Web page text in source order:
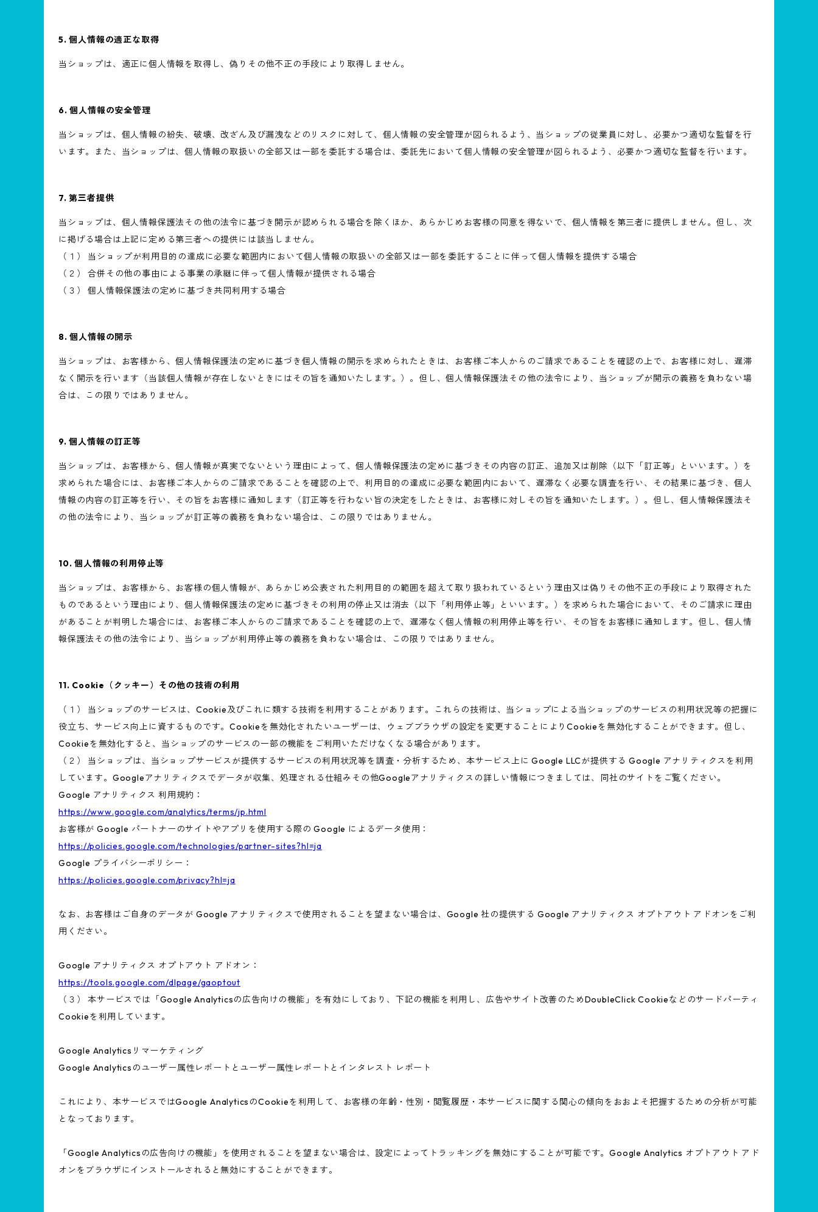
5. 個人情報の適正な取得
当ショップは、適正に個人情報を取得し、偽りその他不正の手段により取得しません。
6. 個人情報の安全管理
当ショップは、個人情報の紛失、破壊、改ざん及び漏洩などのリスクに対して、個人情報の安全管理が図られるよう、当ショップの従業員に対し、必要かつ適切な監督を行
います。また、当ショップは、個人情報の取扱いの全部又は一部を委託する場合は、委託先において個人情報の安全管理が図られるよう、必要かつ適切な監督を行います。
7. 第三者提供
当ショップは、個人情報保護法その他の法令に基づき開示が認められる場合を除くほか、あらかじめお客様の同意を得ないで、個人情報を第三者に提供しません。但し、次
に掲げる場合は上記に定める第三者への提供には該当しません。
（１） 当ショップが利用目的の達成に必要な範囲内において個人情報の取扱いの全部又は一部を委託することに伴って個人情報を提供する場合
（２） 合併その他の事由による事業の承継に伴って個人情報が提供される場合
（３） 個人情報保護法の定めに基づき共同利用する場合
8. 個人情報の開示
当ショップは、お客様から、個人情報保護法の定めに基づき個人情報の開示を求められたときは、お客様ご本人からのご請求であることを確認の上で、お客様に対し、遅滞
なく開示を行います（当該個人情報が存在しないときにはその旨を通知いたします。）。但し、個人情報保護法その他の法令により、当ショップが開示の義務を負わない場
合は、この限りではありません。
9. 個人情報の訂正等
当ショップは、お客様から、個人情報が真実でないという理由によって、個人情報保護法の定めに基づきその内容の訂正、追加又は削除（以下「訂正等」といいます。）を
求められた場合には、お客様ご本人からのご請求であることを確認の上で、利用目的の達成に必要な範囲内において、遅滞なく必要な調査を行い、その結果に基づき、個人
情報の内容の訂正等を行い、その旨をお客様に通知します（訂正等を行わない旨の決定をしたときは、お客様に対しその旨を通知いたします。）。但し、個人情報保護法そ
の他の法令により、当ショップが訂正等の義務を負わない場合は、この限りではありません。
10. 個人情報の利用停止等
当ショップは、お客様から、お客様の個人情報が、あらかじめ公表された利用目的の範囲を超えて取り扱われているという理由又は偽りその他不正の手段により取得された
ものであるという理由により、個人情報保護法の定めに基づきその利用の停止又は消去（以下「利用停止等」といいます。）を求められた場合において、そのご請求に理由
があることが判明した場合には、お客様ご本人からのご請求であることを確認の上で、遅滞なく個人情報の利用停止等を行い、その旨をお客様に通知します。但し、個人情
報保護法その他の法令により、当ショップが利用停止等の義務を負わない場合は、この限りではありません。
11. Cookie（クッキー）その他の技術の利用
（１） 当ショップのサービスは、Cookie及びこれに類する技術を利用することがあります。これらの技術は、当ショップによる当ショップのサービスの利用状況等の把握に
役立ち、サービス向上に資するものです。Cookieを無効化されたいユーザーは、ウェブブラウザの設定を変更することによりCookieを無効化することができます。但し、
Cookieを無効化すると、当ショップのサービスの一部の機能をご利用いただけなくなる場合があります。
（２） 当ショップは、当ショップサービスが提供するサービスの利用状況等を調査・分析するため、本サービス上に Google LLCが提供する Google アナリティクスを利用
しています。Googleアナリティクスでデータが収集、処理される仕組みその他Googleアナリティクスの詳しい情報につきましては、同社のサイトをご覧ください。
Google アナリティクス 利用規約：
https://www.google.com/analytics/terms/jp.html
お客様が Google パートナーのサイトやアプリを使用する際の Google によるデータ使用：
https://policies.google.com/technologies/partner-sites?hl=ja
Google プライバシーポリシー：
https://policies.google.com/privacy?hl=ja
なお、お客様はご自身のデータが Google アナリティクスで使用されることを望まない場合は、Google 社の提供する Google アナリティクス オプトアウト アドオンをご利
用ください。
Google アナリティクス オプトアウト アドオン：
https://tools.google.com/dlpage/gaoptout
（３） 本サービスでは「Google Analyticsの広告向けの機能」を有効にしており、下記の機能を利用し、広告やサイト改善のためDoubleClick Cookieなどのサードパーティ
Cookieを利用しています。
Google Analyticsリマーケティング
Google Analyticsのユーザー属性レポートとユーザー属性レポートとインタレスト レポート
これにより、本サービスではGoogle AnalyticsのCookieを利用して、お客様の年齢・性別・閲覧履歴・本サービスに関する関心の傾向をおおよそ把握するための分析が可能
となっております。
「Google Analyticsの広告向けの機能」を使用されることを望まない場合は、設定によってトラッキングを無効にすることが可能です。Google Analytics オプトアウト アド
オンをブラウザにインストールされると無効にすることができます。